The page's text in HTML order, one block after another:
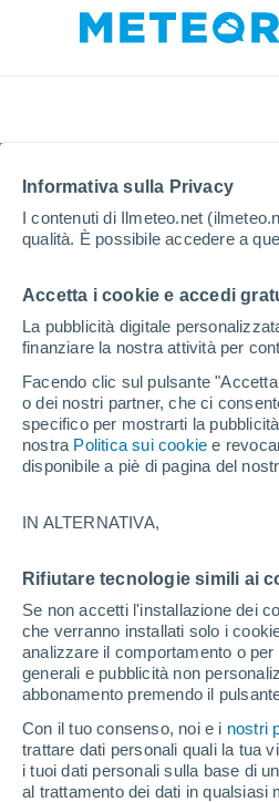
Informativa sulla Privacy
I contenuti di Ilmeteo.net
qualità. È possibile accedere a
Accetta i cookie e accedi
La pubblicità digitale
finanziare la nostra attività per
Facendo clic sul pulsante
o dei nostri partner, che ci
specifico per mostrarti la
nostra Politica sui cookie e
disponibile a piè di pagina del
IN ALTERNATIVA,
Rifiutare tecnologie simili ai
Se non accetti l'installazione dei
che verranno installati solo i
analizzare il comportamento o
generali e pubblicità non
abbonamento premendo il
Con il tuo consenso, noi e i nostri
trattare dati personali quali la tua
i tuoi dati personali sulla base di
al trattamento dei dati in qualsiasi
Home Stati Uniti
Il Meteo in
Oggi, 7 agosto